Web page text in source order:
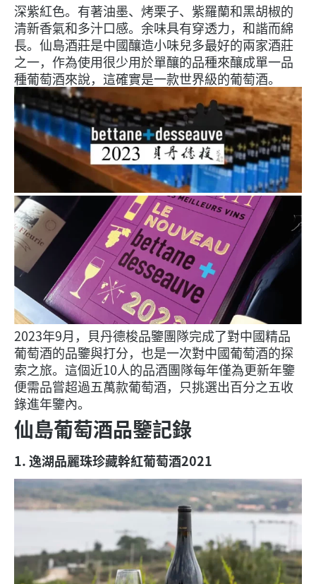
深紫紅色。有著油墨、烤栗子、紫羅蘭和黑胡椒的
清新香氣和多汁口感。余味具有穿透力，和諧而綿
長。仙島酒莊是中國釀造小味兒多最好的兩家酒莊
之一，作為使用很少用於單釀的品種來釀成單一品
種葡萄酒來說，這確實是一款世界級的葡萄酒。
2023年9月，貝丹德梭品鑒團隊完成了對中國精品
葡萄酒的品鑒與打分，也是一次對中國葡萄酒的探
索之旅。這個近10人的品酒團隊每年僅為更新年鑒
便需品嘗超過五萬款葡萄酒，只挑選出百分之五收
錄進年鑒內。
仙島葡萄酒品鑒記錄
1. 逸湖品麗珠珍藏幹紅葡萄酒2021